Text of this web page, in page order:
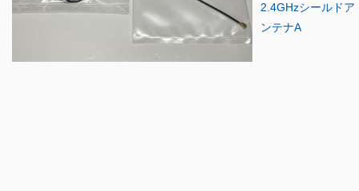
2.4GHzシールドア
ンテナA